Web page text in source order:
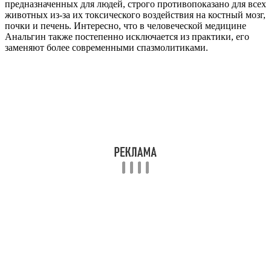
предназначенных для людей, строго противопоказано для всех
животных из-за их токсического воздействия на костный мозг,
почки и печень. Интересно, что в человеческой медицине
Анальгин также постепенно исключается из практики, его
заменяют более современными спазмолитиками.